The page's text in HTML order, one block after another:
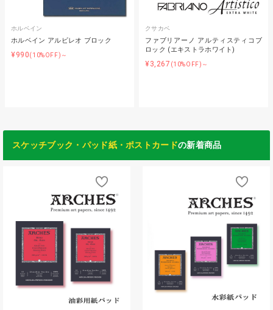
ホルベイン
ホルベイン アルビレオ ブロック
¥990(10%OFF)～
クサカベ
ファブリアーノ アルティスティコブ
ロック (エキストラホワイト)
¥3,267 (10%OFF)～
スケッチブック・パッド紙・ポストカードの新着商品